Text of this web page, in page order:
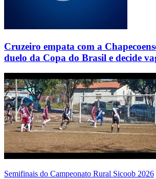
Cruzeiro empata com a
duelo da Copa do Brasil e decide
Semifinais do Campeonato Rural Sicoob 2026